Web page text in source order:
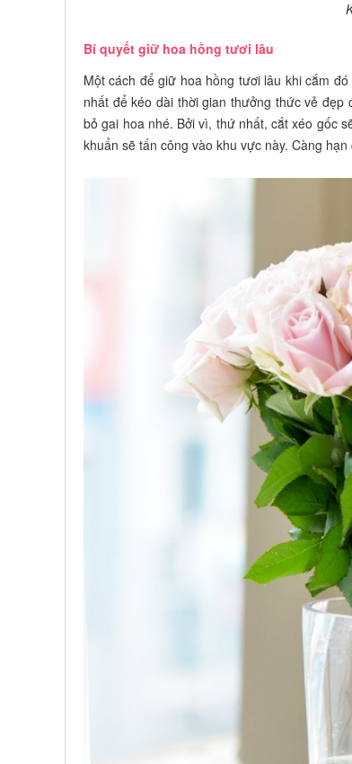
Bí quyết giữ hoa hồng tươi lâu
Một cách để giữ hoa hồng tươi lâu khi cắm
nhất để kéo dài thời gian thưởng thức vẻ
bỏ gai hoa nhé. Bởi vì, thứ nhất, cắt xéo gốc
khuẩn sẽ tấn công vào khu vực này. Càng